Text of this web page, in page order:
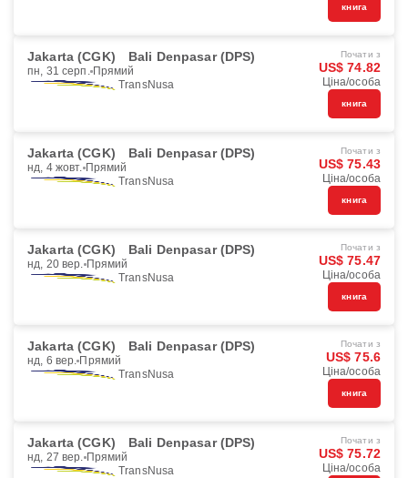
книга
Jakarta (CGK) Bali Denpasar (DPS)
пн, 31 серп. Прямий
TransNusa
Почати з
US$ 74.82
Ціна/особа
книга
Jakarta (CGK) Bali Denpasar (DPS)
нд, 4 жовт. Прямий
TransNusa
Почати з
US$ 75.43
Ціна/особа
книга
Jakarta (CGK) Bali Denpasar (DPS)
нд, 20 вер. Прямий
TransNusa
Почати з
US$ 75.47
Ціна/особа
книга
Jakarta (CGK) Bali Denpasar (DPS)
нд, 6 вер. Прямий
TransNusa
Почати з
US$ 75.6
Ціна/особа
книга
Jakarta (CGK) Bali Denpasar (DPS)
нд, 27 вер. Прямий
TransNusa
Почати з
US$ 75.72
Ціна/особа